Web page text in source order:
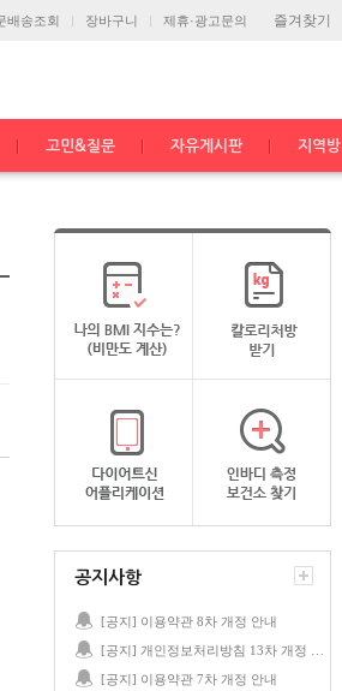
즐겨찾기
배송조회 장바구니 제휴·광고문의
고민&질문 자유게시판 지역방
공지사항
[공지] 이용약관 8차 개정 안내
[공지] 이용약관 7차 개정 안내